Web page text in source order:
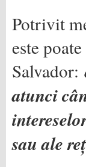
Potrivit
este
Salvador:
atunci
sau ale